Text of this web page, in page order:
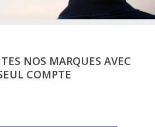
NOS MARQUES AVEC
COMPTE